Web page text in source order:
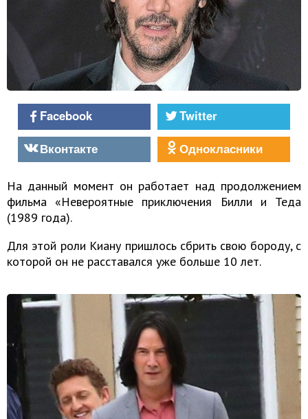
Facebook
Twitter
Вконтакте
Однокласники
На данный момент он работает над продолжением
фильма «Невероятные приключения Билли и Теда
(1989 года).
Для этой роли Киану пришлось сбрить свою бороду, с
которой он не расставался уже больше 10 лет.